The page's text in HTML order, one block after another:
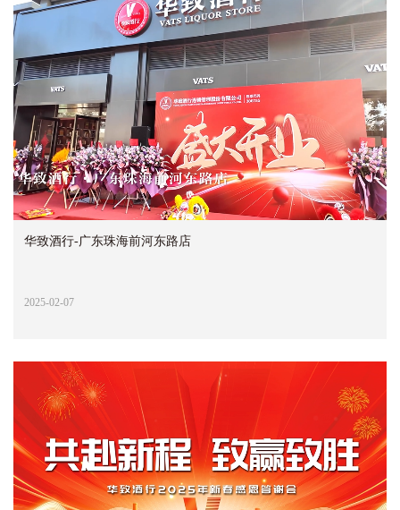
华致酒行-广东珠海前河东路店
2025-02-07